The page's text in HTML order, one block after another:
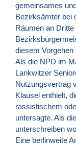
gemeinsames
Bezirksämter bei
Räumen an
diesem
Als die NPD im
Lankwitzer
Nutzungsvertrag
Klausel enthielt,
rassistischem
untersagte. Als die
unterschreiben
Eine berlinweite